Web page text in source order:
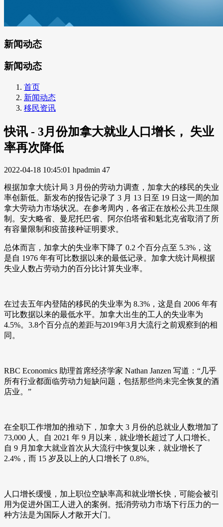
新闻动态
新闻动态
首页
新闻动态
移民资讯
快讯 - 3月份加拿大就业人口增长， 失业
率再次降低
2022-04-18 10:45:01 hpadmin 47
根据加拿大统计局 3 月份的劳动力调查，加拿大的移民的失业
率创新低。新发布的报告记录了 3 月 13 日至 19 日这一周的加
拿大劳动力市场状况。在参考周内，各省正在放松公共卫生限
制。安大略省、曼尼托巴省、阿尔伯塔省和魁北克省取消了所
有容量限制和疫苗接种证明要求。
总体而言，加拿大的失业率下降了 0.2 个百分点至 5.3%，这
是自 1976 年有可比数据以来的最低记录。加拿大统计局根据
失业人数占劳动力的百分比计算失业率。
在过去五年内登陆的移民的失业率为 8.3%，这是自 2006 年有
可比数据以来的最低水平。加拿大出生的工人的失业率为
4.5%。3.8个百分点的差距与2019年3月大流行之前观察到的相
同。
RBC Economics 助理首席经济学家 Nathan Janzen 写道：“几乎
所有行业都面临劳动力短缺问题，包括那些尚未完全恢复的酒
店业。”
在全职工作增加的推动下，加拿大 3 月份的总就业人数增加了
73,000 人。自 2021 年 9 月以来，就业增长超过了人口增长。
自 9 月加拿大就业首次从大流行中恢复以来，就业增长了
2.4%，而 15 岁及以上的人口增长了 0.8%。
人口增长缓慢，加上职位空缺率高和就业增长快，可能会被引
用为促进外国工人进入的案例。抵消劳动力市场下行压力的一
种方法是为国际人才敞开大门。